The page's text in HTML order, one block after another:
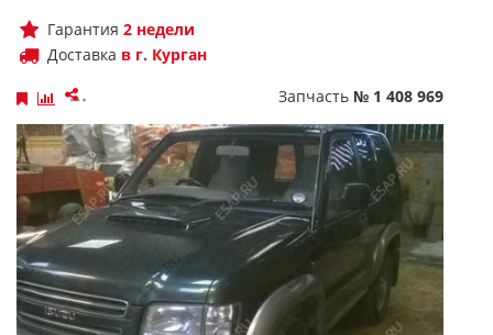
Гарантия 2 недели
Доставка в г. Курган
Запчасть № 1 408 969